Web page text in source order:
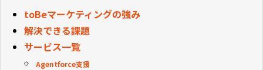
toBeマーケティングの強み
解決できる課題
サービス一覧
Agentforce支援